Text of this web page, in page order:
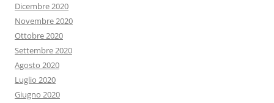
Dicembre 2020
Novembre 2020
Ottobre 2020
Settembre 2020
Agosto 2020
Luglio 2020
Giugno 2020